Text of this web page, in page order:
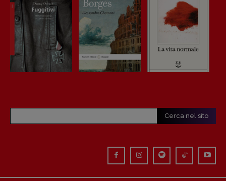
[fabio.malagnini@gmail.com]
Coordinamento Pulp for kids e social
media:
Valentina Marcoli
[valentina.marcoli@gmail. com]
ARCHIVIO E AUTORI
Cerca nel sito